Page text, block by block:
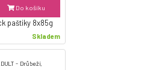
Do košíku
paštiky 8x85g
Skladem